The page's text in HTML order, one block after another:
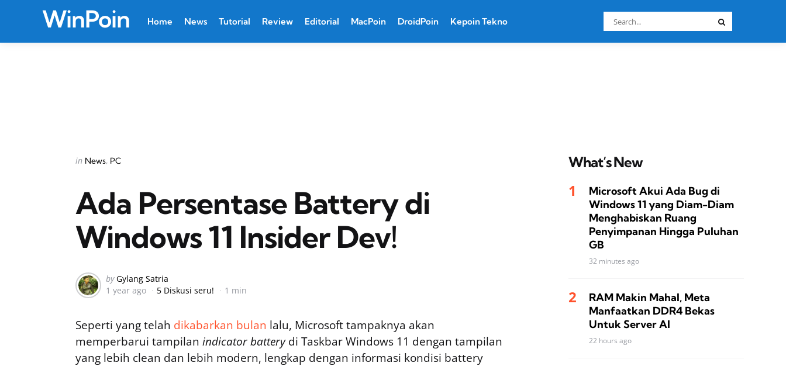
WinPoin Home News Tutorial Review Editorial MacPoin DroidPoin Kepoin Tekno
Search
for:
Categories
Posted
in News PC
Ada Persentase Battery di
Windows 11 Insider Dev!
Posted
by
by Gylang Satria
1 year ago
5 Diskusi seru! 1 min
Seperti yang telah dikabarkan bulan lalu, Microsoft tampaknya akan
memperbarui tampilan indicator batterydi Taskbar Windows 11 dengan tampilan
yang lebih clean dan lebih modern, lengkap dengan informasi kondisi battery
What’s New
Microsoft Akui Ada Bug di
Windows 11 yang Diam-Diam
Menghabiskan Ruang
Penyimpanan Hingga Puluhan
GB
32 minutes ago
RAM Makin Mahal, Meta
Manfaatkan DDR4 Bekas
Untuk Server AI
22 hours ago